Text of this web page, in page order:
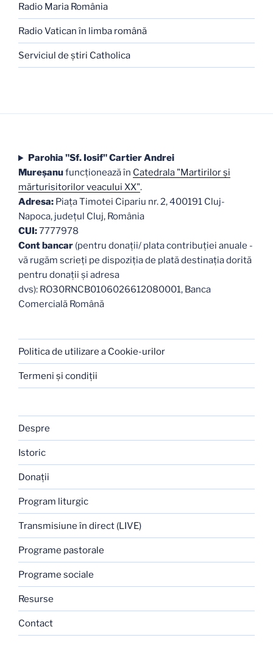
Radio Maria România
Radio Vatican în limba română
Serviciul de ştiri Catholica
Parohia "Sf. Iosif" Cartier Andrei
Mureşanufuncţionează în Catedrala "Martirilor şi
mărturisitorilor veacului XX".
Adresa: Piaţa Timotei Cipariu nr. 2, 400191 Cluj-
Napoca, judeţul Cluj, România
CUI:7777978
Cont bancar (pentru donații/ plata contribuției anuale -
vă rugăm scrieți pe dispoziția de plată destinația dorită
pentru donații și adresa
dvs): RO30RNCB0106026612080001, Banca
Comercială Română
Politica de utilizare a Cookie-urilor
Termeni şi condiţii
Despre
Istoric
Donaţii
Program liturgic
Transmisiune în direct (LIVE)
Programe pastorale
Programe sociale
Resurse
Contact